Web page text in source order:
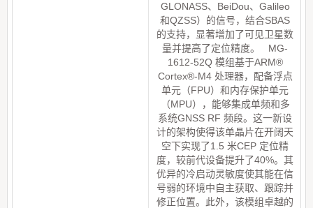
GLONASS、BeiDou、Galileo
和QZSS）的信号，结合SBAS
的支持，显著增加了可见卫星数
量并提高了定位精度。 MG-
1612-52Q 模组基于ARM®
Cortex®-M4 处理器，配备浮点
单元（FPU）和内存保护单元
（MPU），能够集成单频和多
系统GNSS RF 频段。这一新设
计的架构使得该单晶片在开阔天
空下实现了1.5 米CEP 定位精
度，较前代设备提升了40%。其
优异的冷启动灵敏度使其能在信
号弱的环境中自主获取、跟踪并
修正位置。此外，该模组卓越的